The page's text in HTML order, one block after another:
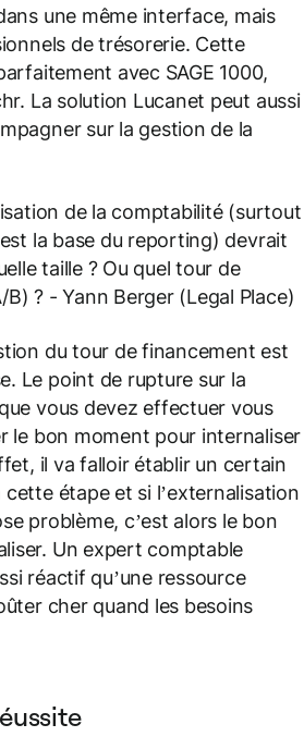
une même interface, mais
de trésorerie. Cette
avec SAGE 1000,
La solution Lucanet peut aussi
sur la gestion de la
de la comptabilité (surtout
la base du reporting) devrait
taille ? Ou quel tour de
B) ? - Yann Berger (Legal Place)
du tour de financement est
Le point de rupture sur la
vous devez effectuer vous
le bon moment pour internaliser
il va falloir établir un certain
étape et si l’externalisation
problème, c’est alors le bon
Un expert comptable
réactif qu’une ressource
cher quand les besoins